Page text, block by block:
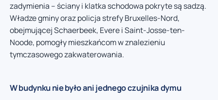
zadymienia – ściany i klatka schodowa pokryte są sadzą.
Władze gminy oraz policja strefy Bruxelles-Nord,
obejmującej Schaerbeek, Evere i Saint-Josse-ten-
Noode, pomogły mieszkańcom w znalezieniu
tymczasowego zakwaterowania.
W budynku nie było ani jednego czujnika dymu